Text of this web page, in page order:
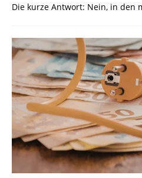
Die kurze Antwort: Nein, in den